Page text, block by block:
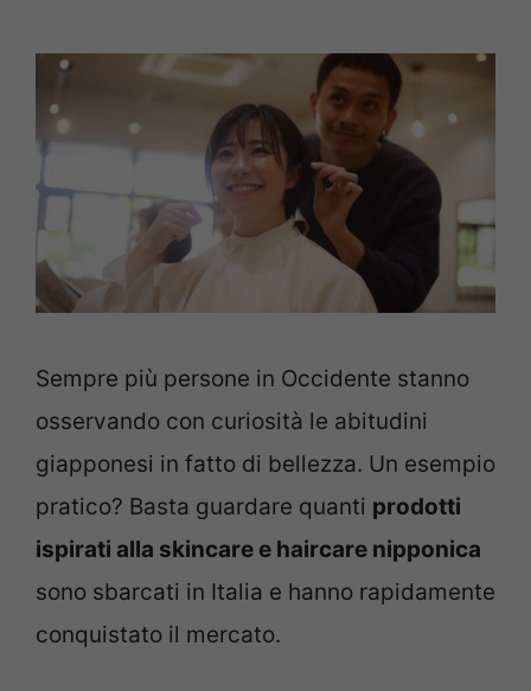
Sempre più persone in Occidente stanno
osservando con curiosità le abitudini
giapponesi in fatto di bellezza. Un esempio
pratico? Basta guardare quanti prodotti
ispirati alla skincare e haircare nipponica
sono sbarcati in Italia e hanno rapidamente
conquistato il mercato.